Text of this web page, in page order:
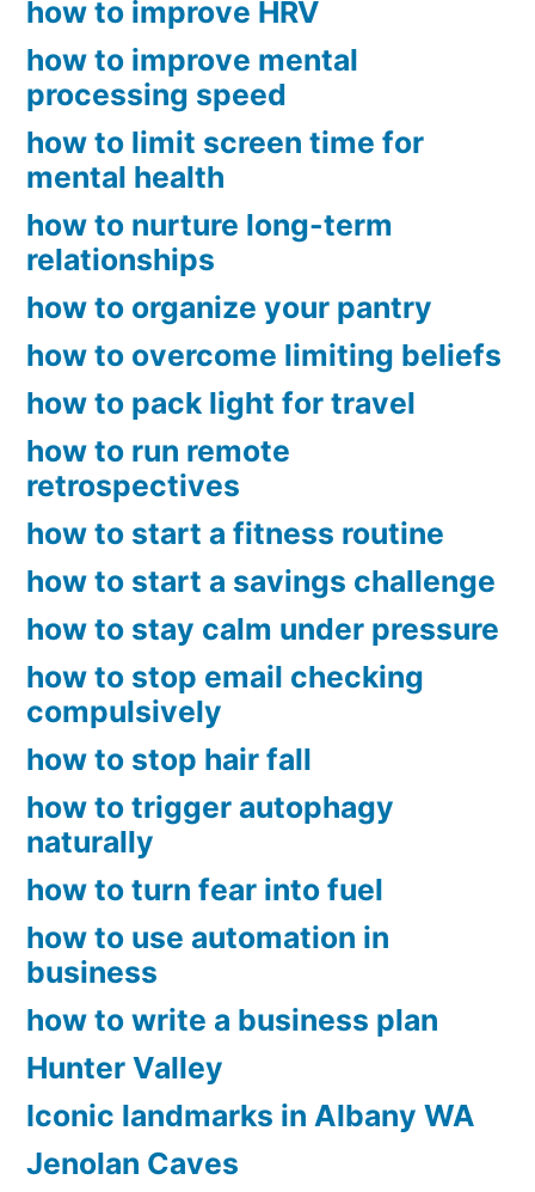
how to improve HRV
how to improve mental
processing speed
how to limit screen time for
mental health
how to nurture long-term
relationships
how to organize your pantry
how to overcome limiting beliefs
how to pack light for travel
how to run remote
retrospectives
how to start a fitness routine
how to start a savings challenge
how to stay calm under pressure
how to stop email checking
compulsively
how to stop hair fall
how to trigger autophagy
naturally
how to turn fear into fuel
how to use automation in
business
how to write a business plan
Hunter Valley
Iconic landmarks in Albany WA
Jenolan Caves